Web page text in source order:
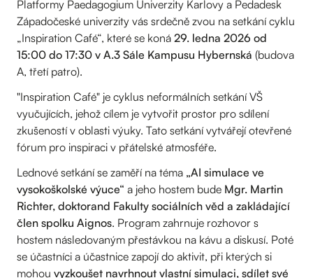
Platformy Paedagogium Univerzity Karlovy a Pedadesk
Západočeské univerzity vás srdečně zvou na setkání cyklu
„Inspiration Café“, které se koná 29. ledna 2026 od
15:00 do 17:30 v A.3 Sále Kampusu Hybernská (budova
A, třetí patro).
"Inspiration Café" je cyklus neformálních setkání VŠ
vyučujících, jehož cílem je vytvořit prostor pro sdílení
zkušeností v oblasti výuky. Tato setkání vytvářejí otevřené
fórum pro inspiraci v přátelské atmosféře.
Lednové setkání se zaměří na téma „AI simulace ve
vysokoškolské výuce“ a jeho hostem bude Mgr. Martin
Richter, doktorand Fakulty sociálních věd a zakládající
člen spolku Aignos. Program zahrnuje rozhovor s
hostem následovaným přestávkou na kávu a diskusí. Poté
se účastníci a účastnice zapojí do aktivit, při kterých si
mohou vyzkoušet navrhnout vlastní simulaci, sdílet své